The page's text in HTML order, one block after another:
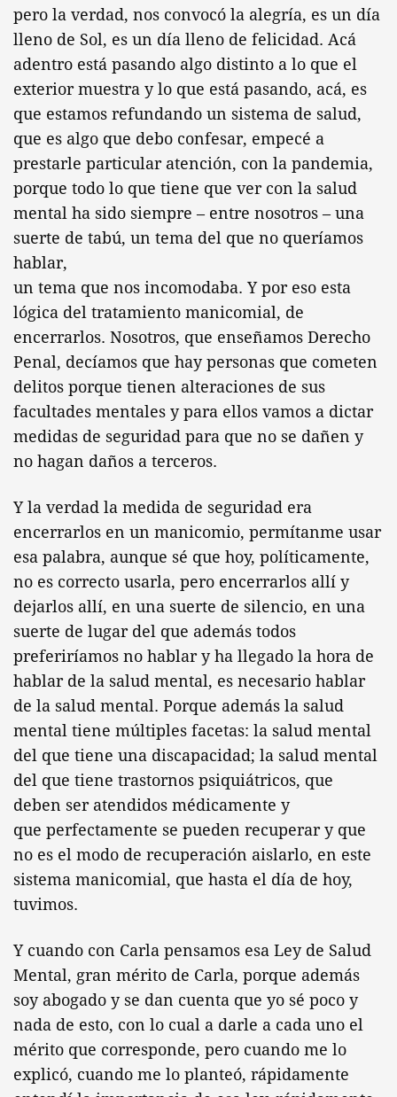
pero la verdad, nos convocó la alegría, es un día
lleno de Sol, es un día lleno de felicidad. Acá
adentro está pasando algo distinto a lo que el
exterior muestra y lo que está pasando, acá, es
que estamos refundando un sistema de salud,
que es algo que debo confesar, empecé a
prestarle particular atención, con la pandemia,
porque todo lo que tiene que ver con la salud
mental ha sido siempre – entre nosotros – una
suerte de tabú, un tema del que no queríamos
hablar,
un tema que nos incomodaba. Y por eso esta
lógica del tratamiento manicomial, de
encerrarlos. Nosotros, que enseñamos Derecho
Penal, decíamos que hay personas que cometen
delitos porque tienen alteraciones de sus
facultades mentales y para ellos vamos a dictar
medidas de seguridad para que no se dañen y
no hagan daños a terceros.
Y la verdad la medida de seguridad era
encerrarlos en un manicomio, permítanme usar
esa palabra, aunque sé que hoy, políticamente,
no es correcto usarla, pero encerrarlos allí y
dejarlos allí, en una suerte de silencio, en una
suerte de lugar del que además todos
preferiríamos no hablar y ha llegado la hora de
hablar de la salud mental, es necesario hablar
de la salud mental. Porque además la salud
mental tiene múltiples facetas: la salud mental
del que tiene una discapacidad; la salud mental
del que tiene trastornos psiquiátricos, que
deben ser atendidos médicamente y
que perfectamente se pueden recuperar y que
no es el modo de recuperación aislarlo, en este
sistema manicomial, que hasta el día de hoy,
tuvimos.
Y cuando con Carla pensamos esa Ley de Salud
Mental, gran mérito de Carla, porque además
soy abogado y se dan cuenta que yo sé poco y
nada de esto, con lo cual a darle a cada uno el
mérito que corresponde, pero cuando me lo
explicó, cuando me lo planteó, rápidamente